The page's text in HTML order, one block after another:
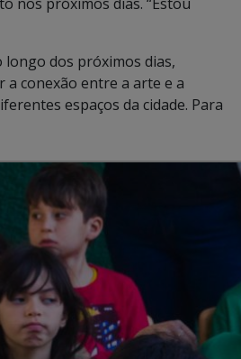
dos próximos dias,
conexão entre a arte e a
espaços da cidade. Para